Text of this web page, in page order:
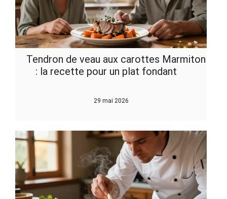
Tendron de veau aux carottes Marmiton
: la recette pour un plat fondant
29 mai 2026